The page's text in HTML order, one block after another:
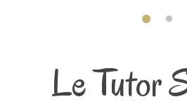
Le Tutor